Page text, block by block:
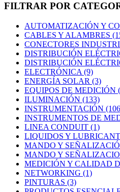
FILTRAR POR
AUTOMATIZACIÓN Y
CABLES Y ALAMBRES
CONECTORES
DISTRIBUCIÓN
DISTRIBUCIÓN
ELECTRÓNICA (9)
ENERGÍA SOLAR (3)
EQUIPOS DE MEDICIÓN
ILUMINACIÓN (133)
INSTRUMENTACIÓN
INSTRUMENTOS DE
LINEA CONDUIT (1)
LIQUIDOS Y
MANDO Y
MANDO Y
MEDICIÓN Y CALIDAD
NETWORKING (1)
PINTURAS (3)